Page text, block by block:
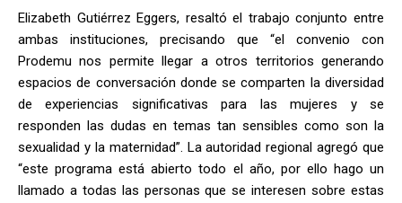
Elizabeth Gutiérrez Eggers, resaltó el trabajo conjunto entre
ambas instituciones, precisando que “el convenio con
Prodemu nos permite llegar a otros territorios generando
espacios de conversación donde se comparten la diversidad
de experiencias significativas para las mujeres y se
responden las dudas en temas tan sensibles como son la
sexualidad y la maternidad”. La autoridad regional agregó que
“este programa está abierto todo el año, por ello hago un
llamado a todas las personas que se interesen sobre estas